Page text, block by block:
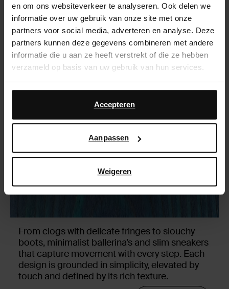
en om ons websiteverkeer te analyseren. Ook delen we
informatie over uw gebruik van onze site met onze
partners voor social media, adverteren en analyse. Deze
partners kunnen deze gegevens combineren met andere
informatie die u aan ze heeft verstrekt of die ze hebben
verzameld op basis van uw gebruik van hun services.
Daarnaast werken wij samen met Google voor
advertentie- en meetdoeleinden. Meer informatie over
hoe Google uw persoonsgegevens gebruikt, vindt u op
Accepteren
Aanpassen
Weigeren
From clogs with delicate fringes to slouchy
boots, minimalist ballerina’s and slim sneakers
that capture movement with every step. Each
design is grounded in simplicity, elevated by
touch and defined by its rich texture.